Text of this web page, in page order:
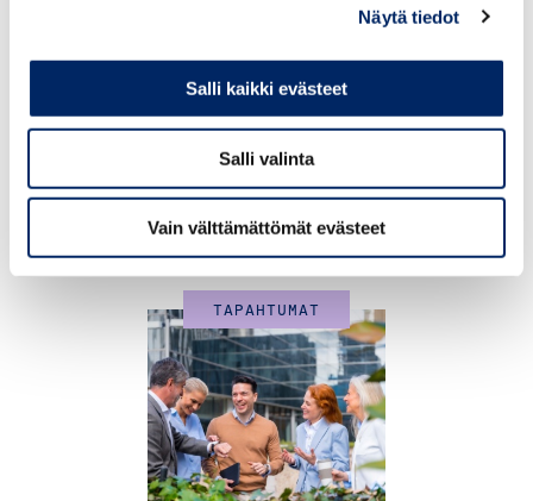
Näytä tiedot
Salli kaikki evästeet
Salli valinta
Vain välttämättömät evästeet
18.8.2026
johtamisen verkosto
TAPAHTUMAT